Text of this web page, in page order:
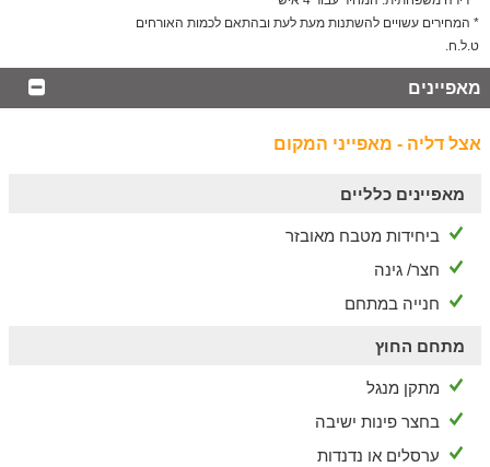
* המחירים עשויים להשתנות מעת לעת ובהתאם לכמות האורחים
ט.ל.ח.
מאפיינים
אצל דליה - מאפייני המקום
מאפיינים כלליים
ביחידות מטבח מאובזר
חצר/ גינה
חנייה במתחם
מתחם החוץ
מתקן מנגל
בחצר פינות ישיבה
ערסלים או נדנדות